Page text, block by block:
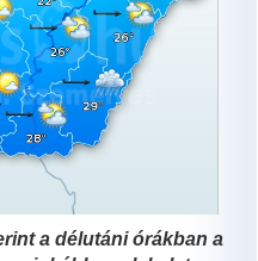
a délutáni órákban a